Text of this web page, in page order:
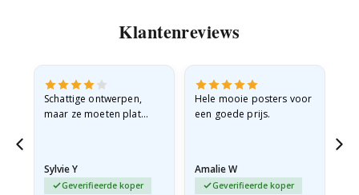
Klantenreviews
Schattige ontwerpen,
maar ze moeten plat
beetje…
Sylvie Y
Geverifieerde koper
Hele mooie posters voor
een goede prijs.
Amalie W
Geverifieerde koper